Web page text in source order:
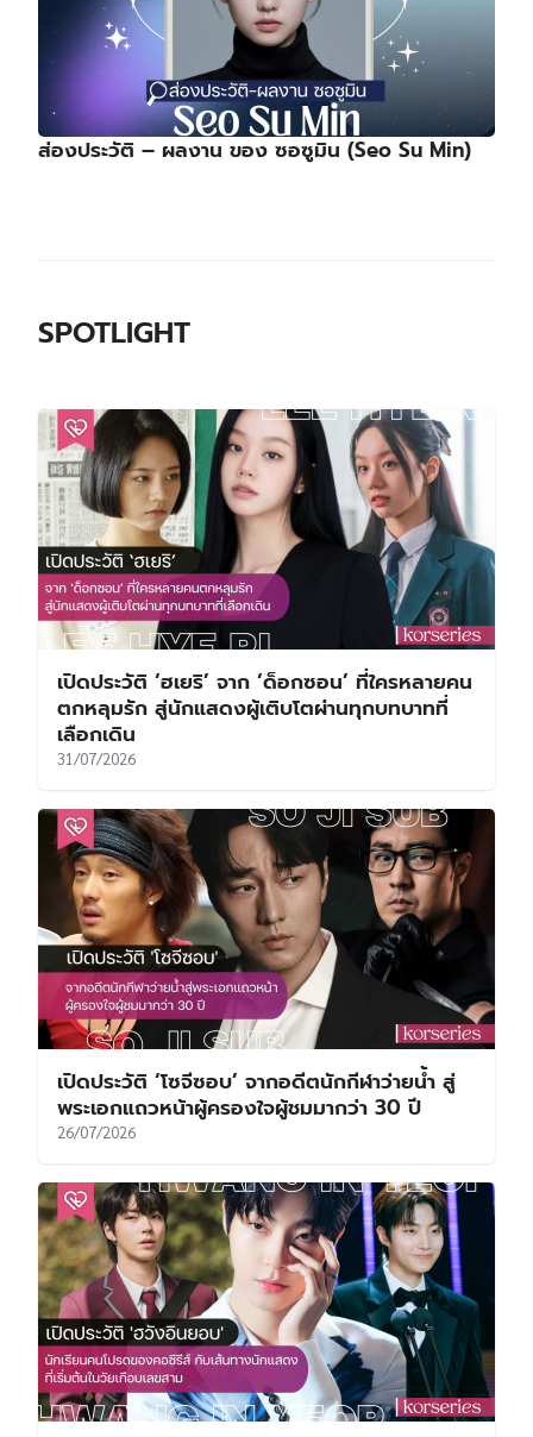
ส่องประวัติ – ผลงาน ของ ซอซูมิน (Seo Su Min)
SPOTLIGHT
เปิดประวัติ ‘ฮเยริ’ จาก ‘ด็อกซอน’ ที่ใครหลายคน
ตกหลุมรัก สู่นักแสดงผู้เติบโตผ่านทุกบทบาทที่
เลือกเดิน
31/07/2026
เปิดประวัติ ‘โซจีซอบ’ จากอดีตนักกีฬาว่ายน้ำ สู่
พระเอกแถวหน้าผู้ครองใจผู้ชมมากว่า 30 ปี
26/07/2026